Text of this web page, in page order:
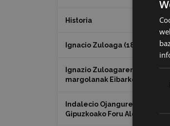
Historia
Ignacio Zuloaga (1870-2020)
Ignazio Zuloagaren
margolanak Eibarko dendetan
Indalecio Ojanguren,
Gipuzkoako Foru Aldundia